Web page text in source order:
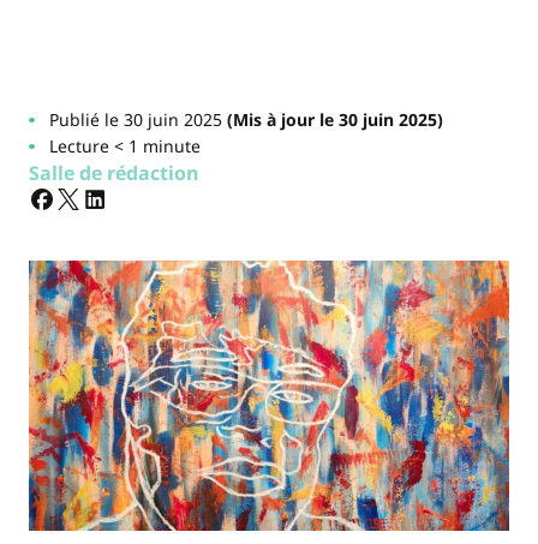
Publié le 30 juin 2025(Mis à jour le 30 juin 2025)
Lecture < 1 minute
Salle de rédaction